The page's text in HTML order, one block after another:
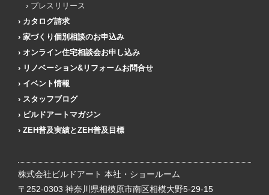
プレスリリース
カタログ請求
家づくり個別相談のお申込み
オンライン住宅相談会お申し込み
リノベーション&リフォームお問合せ
イベント情報
スタッフブログ
ビルドアートマガジン
ZEH普及実績とZEH普及目標
株式会社ビルドアート 本社・ショールーム
〒252-0303 神奈川県相模原市南区相模大野5-29-15